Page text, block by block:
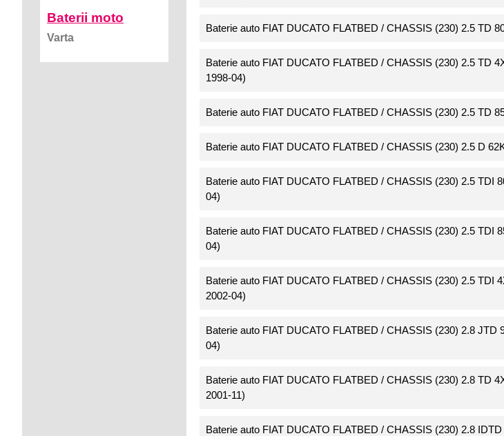
Baterie auto FIAT DUCATO FLATBED / CHASSIS (230) 2.5 TD
Baterie auto FIAT DUCATO FLATBED / CHASSIS (230) 2.5 TD
1998-04)
Baterie auto FIAT DUCATO FLATBED / CHASSIS (230) 2.5 TD
Baterie auto FIAT DUCATO FLATBED / CHASSIS (230) 2.5 D
Baterie auto FIAT DUCATO FLATBED / CHASSIS (230) 2.5 TDI
04)
Baterie auto FIAT DUCATO FLATBED / CHASSIS (230) 2.5 TDI
04)
Baterie auto FIAT DUCATO FLATBED / CHASSIS (230) 2.5 TDI
2002-04)
Baterie auto FIAT DUCATO FLATBED / CHASSIS (230) 2.8 JTD
04)
Baterie auto FIAT DUCATO FLATBED / CHASSIS (230) 2.8 TD
2001-11)
Baterie auto FIAT DUCATO FLATBED / CHASSIS (230) 2.8
Baterii moto
Varta